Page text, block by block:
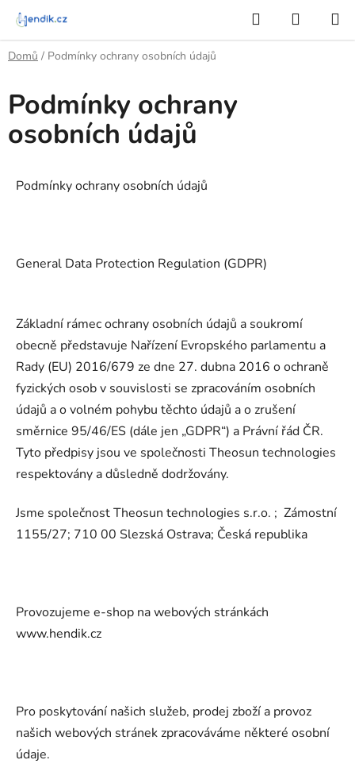
Přejít
obsah
Hledat
KOŠÍK
Domů / Podmínky ochrany osobních údajů
Podmínky ochrany
osobních údajů
Podmínky ochrany osobních údajů
General Data Protection Regulation (GDPR)
Základní rámec ochrany osobních údajů a soukromí
obecně představuje Nařízení Evropského parlamentu a
Rady (EU) 2016/679 ze dne 27. dubna 2016 o ochraně
fyzických osob v souvislosti se zpracováním osobních
údajů a o volném pohybu těchto údajů a o zrušení
směrnice 95/46/ES (dále jen „GDPR“) a Právní řád ČR.
Tyto předpisy jsou ve společnosti Theosun technologies
respektovány a důsledně dodržovány.
Jsme společnost Theosun technologies s.r.o. ; Zámostní
1155/27; 710 00 Slezská Ostrava; Česká republika
Provozujeme e-shop na webových stránkách
www.hendik.cz
Pro poskytování našich služeb, prodej zboží a provoz
našich webových stránek zpracováváme některé osobní
údaje.